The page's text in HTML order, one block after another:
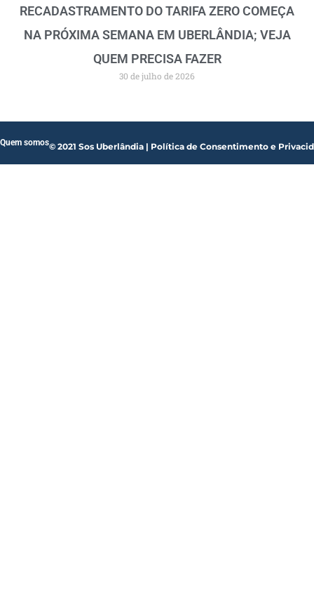
RECADASTRAMENTO DO TARIFA ZERO COMEÇA
NA PRÓXIMA SEMANA EM UBERLÂNDIA; VEJA
QUEM PRECISA FAZER
30 de julho de 2026
© 2021 Sos Uberlândia | Política de Consentimento e
Quem somos